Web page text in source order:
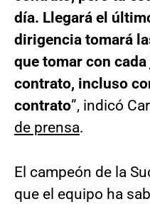
día. Llegará el
dirigencia tomará
que tomar con
contrato, incluso
contrato”, indicó
de prensa.
El campeón de la
que el equipo ha